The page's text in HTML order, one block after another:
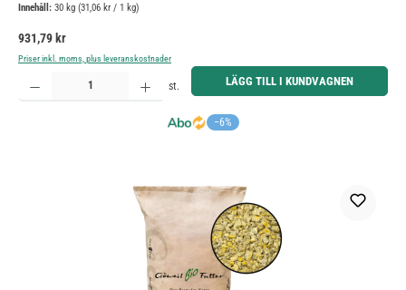
Innehåll: 30 kg (31,06 kr / 1 kg)
Ordinarie pris:
931,79 kr
Priser inkl. moms, plus leveranskostnader
−6%
Produktkvantitet: Ange önskat belopp eller använd knapparna för att öka eller minska kvantiteten.
st. LÄGG TILL I KUNDVAGNEN